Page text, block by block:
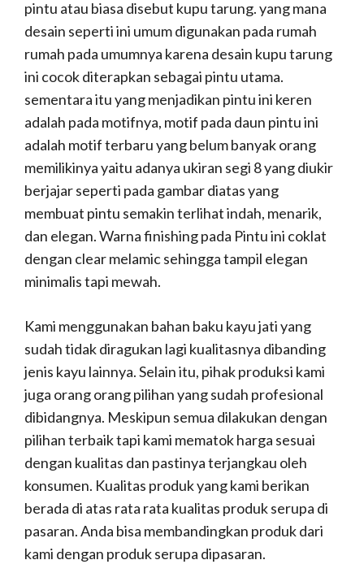
pintu atau biasa disebut kupu tarung. yang mana
desain seperti ini umum digunakan pada rumah
rumah pada umumnya karena desain kupu tarung
ini cocok diterapkan sebagai pintu utama.
sementara itu yang menjadikan pintu ini keren
adalah pada motifnya, motif pada daun pintu ini
adalah motif terbaru yang belum banyak orang
memilikinya yaitu adanya ukiran segi 8 yang diukir
berjajar seperti pada gambar diatas yang
membuat pintu semakin terlihat indah, menarik,
dan elegan. Warna finishing pada Pintu ini coklat
dengan clear melamic sehingga tampil elegan
minimalis tapi mewah.
Kami menggunakan bahan baku kayu jati yang
sudah tidak diragukan lagi kualitasnya dibanding
jenis kayu lainnya. Selain itu, pihak produksi kami
juga orang orang pilihan yang sudah profesional
dibidangnya. Meskipun semua dilakukan dengan
pilihan terbaik tapi kami mematok harga sesuai
dengan kualitas dan pastinya terjangkau oleh
konsumen. Kualitas produk yang kami berikan
berada di atas rata rata kualitas produk serupa di
pasaran. Anda bisa membandingkan produk dari
kami dengan produk serupa dipasaran.